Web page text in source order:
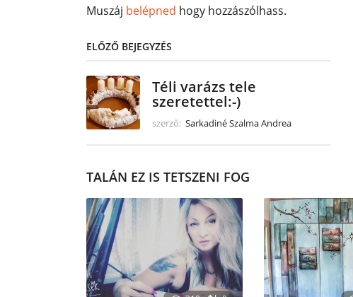
Muszáj belépned hogy hozzászólhass.
ELŐZŐ BEJEGYZÉS
Téli varázs tele
szeretettel:-)
szerző: Sarkadiné Szalma Andrea
TALÁN EZ IS TETSZENI FOG